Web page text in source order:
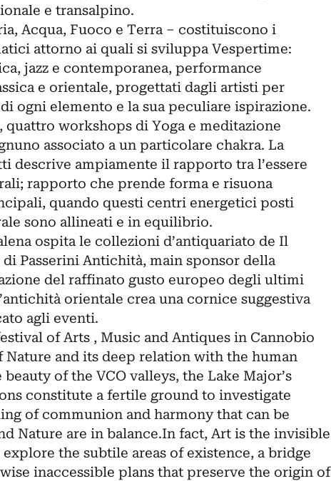
e transalpino.
Acqua, Fuoco e Terra – costituiscono i
attorno ai quali si sviluppa Vespertime:
jazz e contemporanea, performance
e orientale, progettati dagli artisti per
ogni elemento e la sua peculiare ispirazione.
workshops di Yoga e meditazione
associato a un particolare chakra. La
descrive ampiamente il rapporto tra l’essere
rapporto che prende forma e risuona
quando questi centri energetici posti
sono allineati e in equilibrio.
ospita le collezioni d’antiquariato de Il
Passerini Antichità, main sponsor della
del raffinato gusto europeo degli ultimi
orientale crea una cornice suggestiva
agli eventi.
of Arts , Music and Antiques in Cannobio
Nature and its deep relation with the human
of the VCO valleys, the Lake Major’s
constitute a fertile ground to investigate
of communion and harmony that can be
Nature are in balance.In fact, Art is the invisible
the subtile areas of existence, a bridge
inaccessible plans that preserve the origin of